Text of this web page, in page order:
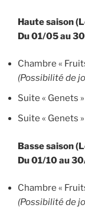
Haute saison
Du 01/05 au
Chambre «
(Possibilité de
Suite « Genets
Suite « Genets
Basse saison
Du 01/10 au
Chambre «
(Possibilité de